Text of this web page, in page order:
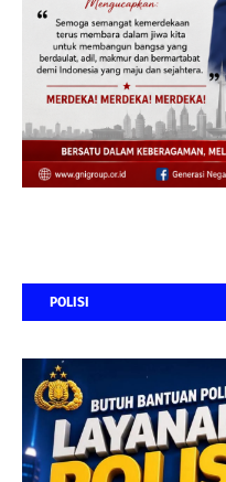
POLISI